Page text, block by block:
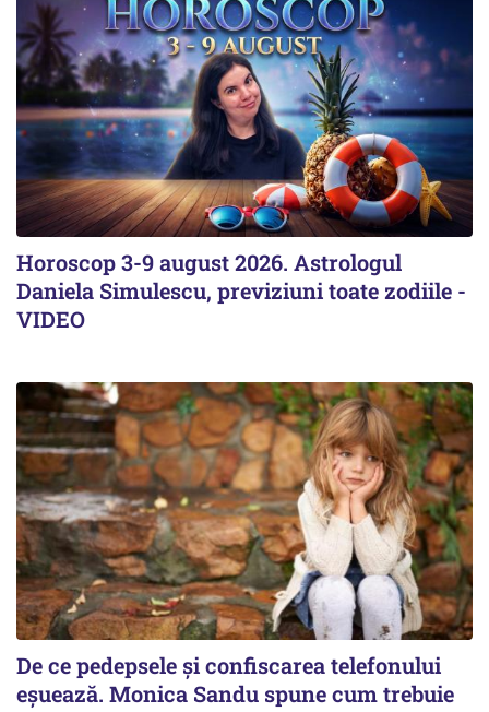
Horoscop 3-9 august 2026. Astrologul
Daniela Simulescu, previziuni toate zodiile -
VIDEO
De ce pedepsele și confiscarea telefonului
eșuează. Monica Sandu spune cum trebuie